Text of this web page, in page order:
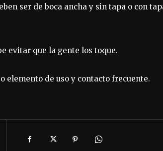
ser de boca ancha y sin tapa o con
evitar que la gente los toque.
elemento de uso y contacto frecuente.